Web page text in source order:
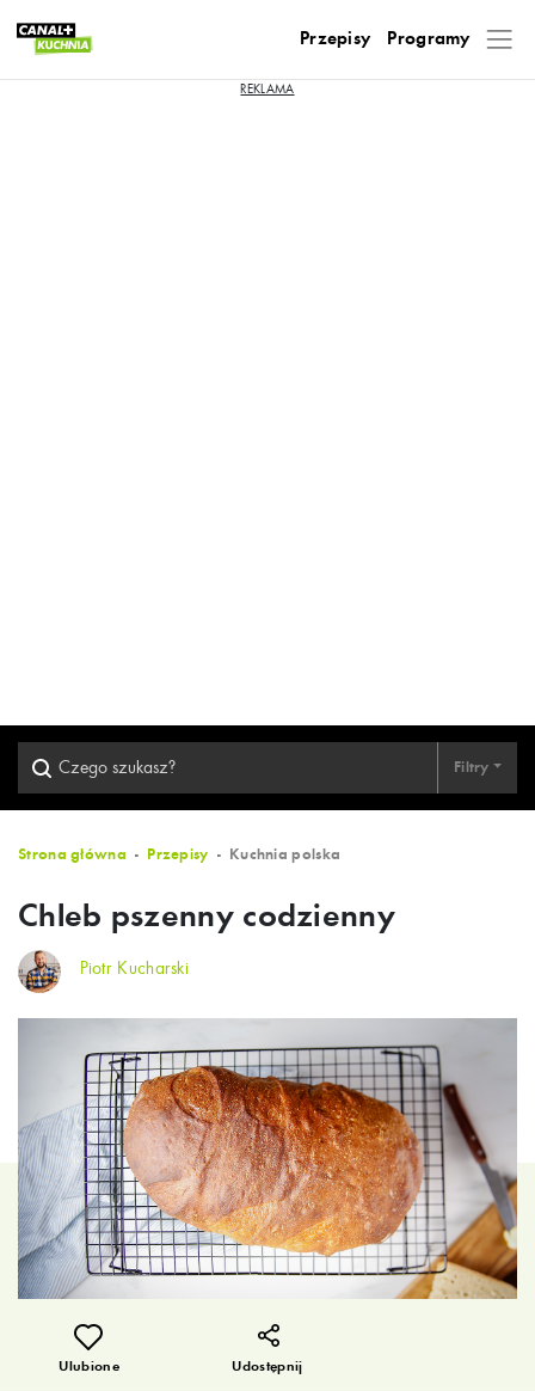
Przepisy Programy
Filtry
Strona główna Przepisy Kuchnia polska
Chleb pszenny codzienny
Piotr Kucharski
Ulubione Udostępnij